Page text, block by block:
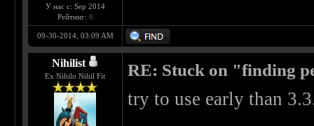
У нас с: Sep 2014
Рейтинг: 0
09-30-2014, 03:09 AM
Nihilist
Ex Nihilo Nihil Fit RE: Stuck on "finding
try to use early than